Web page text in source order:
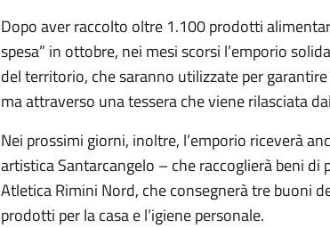
Dopo aver raccolto oltre 1.100 prodotti
spesa” in ottobre, nei mesi scorsi l’emporio
del territorio, che saranno utilizzate per
ma attraverso una tessera che viene rilasciata
Nei prossimi giorni, inoltre, l’emporio riceverà
artistica Santarcangelo – che raccoglierà beni
Atletica Rimini Nord, che consegnerà tre buoni
prodotti per la casa e l’igiene personale.